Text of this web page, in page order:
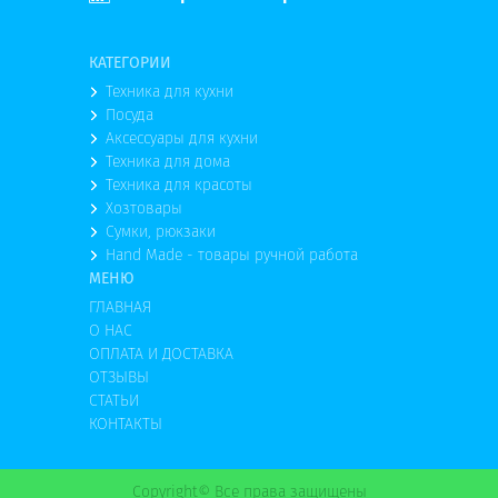
КАТЕГОРИИ
Техника для кухни
Посуда
Аксессуары для кухни
Техника для дома
Техника для красоты
Хозтовары
Сумки, рюкзаки
Hand Made - товары ручной работа
МЕНЮ
ГЛАВНАЯ
О НАС
ОПЛАТА И ДОСТАВКА
ОТЗЫВЫ
СТАТЬИ
КОНТАКТЫ
Copyright© Все права защищены